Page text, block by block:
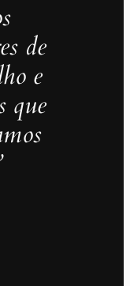
de
e
que